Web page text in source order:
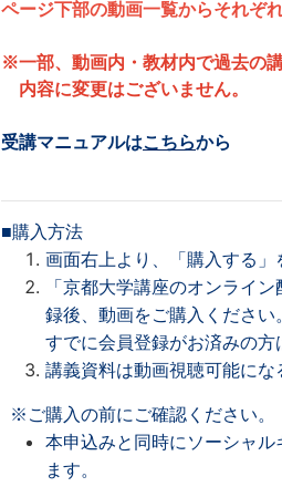
ページ下部の動画一覧からそれぞ
※一部、動画内・教材内で過去の
内容に変更はございません。
受講マニュアルはこちらから
■購入方法
画面右上より、「購入する」
「京都大学講座のオンライ
録後、動画をご購入ください
すでに会員登録がお済みの方
講義資料は動画視聴可能にな
※ご購入の前にご確認ください。
本申込みと同時にソーシャ
ます。